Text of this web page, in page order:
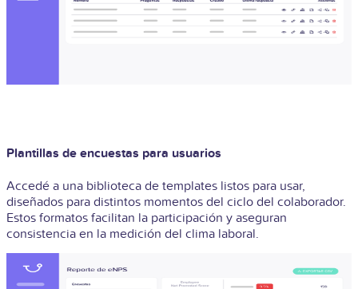
Plantillas de encuestas para usuarios
Accedé a una biblioteca de templates listos para usar,
diseñados para distintos momentos del ciclo del colaborador.
Estos formatos facilitan la participación y aseguran
consistencia en la medición del clima laboral.